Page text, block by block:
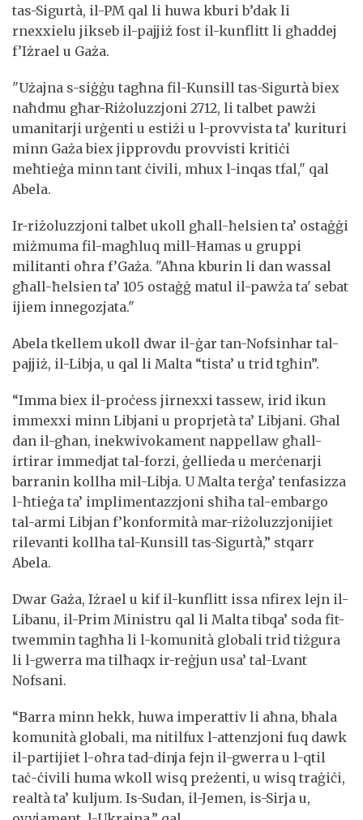
tas-Sigurtà, il-PM qal li huwa kburi b’dak li
rnexxielu jikseb il-pajjiż fost il-kunflitt li għaddej
f’Iżrael u Gaża.
"Użajna s-siġġu tagħna fil-Kunsill tas-Sigurtà biex
naħdmu għar-Riżoluzzjoni 2712, li talbet pawżi
umanitarji urġenti u estiżi u l-provvista ta’ kurituri
minn Gaża biex jipprovdu provvisti kritiċi
meħtieġa minn tant ċivili, mhux l-inqas tfal," qal
Abela.
Ir-riżoluzzjoni talbet ukoll għall-ħelsien ta’ ostaġġi
miżmuma fil-magħluq mill-Ħamas u gruppi
militanti oħra f’Gaża. "Aħna kburin li dan wassal
għall-ħelsien ta’ 105 ostaġġ matul il-pawża ta' sebat
ijiem innegozjata."
Abela tkellem ukoll dwar il-ġar tan-Nofsinhar tal-
pajjiż, il-Libja, u qal li Malta “tista’ u trid tgħin”.
“Imma biex il-proċess jirnexxi tassew, irid ikun
immexxi minn Libjani u proprjetà ta’ Libjani. Għal
dan il-għan, inekwivokament nappellaw għall-
irtirar immedjat tal-forzi, ġellieda u merċenarji
barranin kollha mil-Libja. U Malta terġa’ tenfasizza
l-ħtieġa ta’ implimentazzjoni sħiħa tal-embargo
tal-armi Libjan f’konformità mar-riżoluzzjonijiet
rilevanti kollha tal-Kunsill tas-Sigurtà,” stqarr
Abela.
Dwar Gaża, Iżrael u kif il-kunflitt issa nfirex lejn il-
Libanu, il-Prim Ministru qal li Malta tibqa’ soda fit-
twemmin tagħha li l-komunità globali trid tiżgura
li l-gwerra ma tilħaqx ir-reġjun usa’ tal-Lvant
Nofsani.
“Barra minn hekk, huwa imperattiv li aħna, bħala
komunità globali, ma nitilfux l-attenzjoni fuq dawk
il-partijiet l-oħra tad-dinja fejn il-gwerra u l-qtil
taċ-ċivili huma wkoll wisq preżenti, u wisq traġiċi,
realtà ta’ kuljum. Is-Sudan, il-Jemen, is-Sirja u,